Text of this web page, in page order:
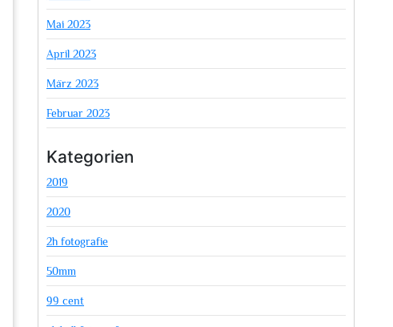
Mai 2023
April 2023
März 2023
Februar 2023
Kategorien
2019
2020
2h fotografie
50mm
99 cent